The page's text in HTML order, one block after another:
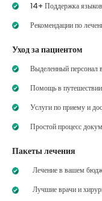
14+ Поддержка языков
Рекомендации по
Уход за пациентом
Выделенный персонал
Помощь в
Услуги по приему и
Простой процесс
Пакеты лечения
Лечение в вашем
Лучшие врачи и